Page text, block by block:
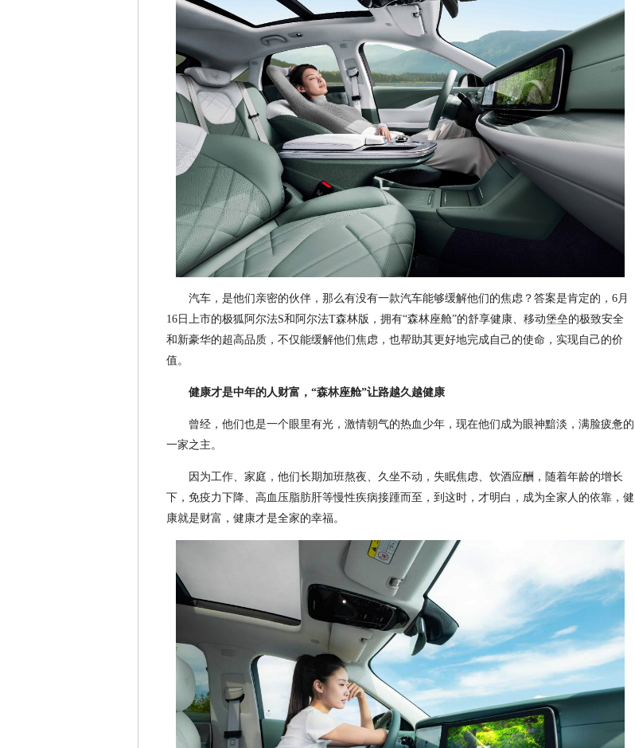
汽车，是他们亲密的伙伴，那么有没有一款汽车能够缓解他们的焦虑？答案是肯定的，6月
16日上市的极狐阿尔法S和阿尔法T森林版，拥有“森林座舱”的舒享健康、移动堡垒的极致安全
和新豪华的超高品质，不仅能缓解他们焦虑，也帮助其更好地完成自己的使命，实现自己的价
值。
健康才是中年的人财富，“森林座舱”让路越久越健康
曾经，他们也是一个眼里有光，激情朝气的热血少年，现在他们成为眼神黯淡，满脸疲惫的
一家之主。
因为工作、家庭，他们长期加班熬夜、久坐不动，失眠焦虑、饮酒应酬，随着年龄的增长
下，免疫力下降、高血压脂肪肝等慢性疾病接踵而至，到这时，才明白，成为全家人的依靠，健
康就是财富，健康才是全家的幸福。